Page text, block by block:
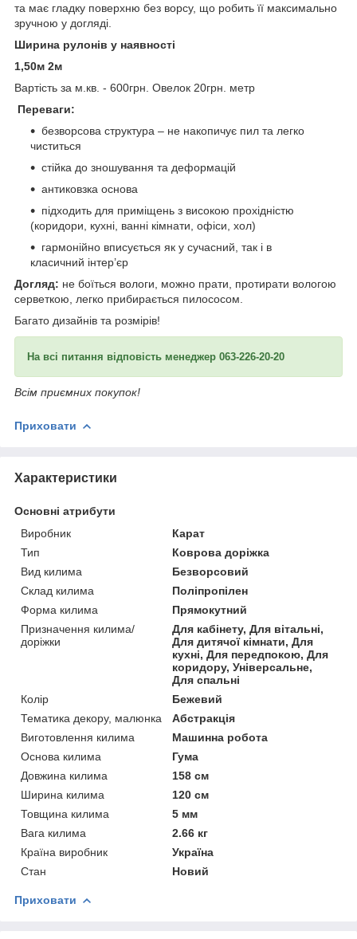
та має гладку поверхню без ворсу, що робить її максимально
зручною у догляді.
Ширина рулонів у наявності
1,50м 2м
Вартість за м.кв. - 600грн. Овелок 20грн. метр
Переваги:
безворсова структура – не накопичує пил та легко
чиститься
стійка до зношування та деформацій
антиковзка основа
підходить для приміщень з високою прохідністю
(коридори, кухні, ванні кімнати, офіси, хол)
гармонійно вписується як у сучасний, так і в
класичний інтер’єр
Догляд: не боїться вологи, можно прати, протирати вологою
серветкою, легко прибирається пилососом.
Багато дизайнів та розмірів!
На всі питання відповість менеджер 063-226-20-20
Всім приємних покупок!
Приховати
Характеристики
Основні атрибути
Виробник
Карат
Тип
Коврова доріжка
Вид килима
Безворсовий
Склад килима
Поліпропілен
Форма килима
Прямокутний
Призначення килима/
доріжки
Для кабінету, Для вітальні,
Для дитячої кімнати, Для
кухні, Для передпокою, Для
коридору, Універсальне,
Для спальні
Колір
Бежевий
Тематика декору, малюнка
Абстракція
Виготовлення килима
Машинна робота
Основа килима
Гума
Довжина килима
158 см
Ширина килима
120 см
Товщина килима
5 мм
Вага килима
2.66 кг
Країна виробник
Україна
Стан
Новий
Приховати